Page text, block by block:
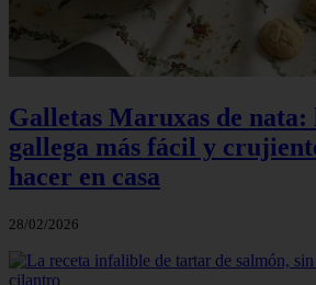
Galletas Maruxas de nata:
gallega más fácil y
hacer en casa
28/02/2026